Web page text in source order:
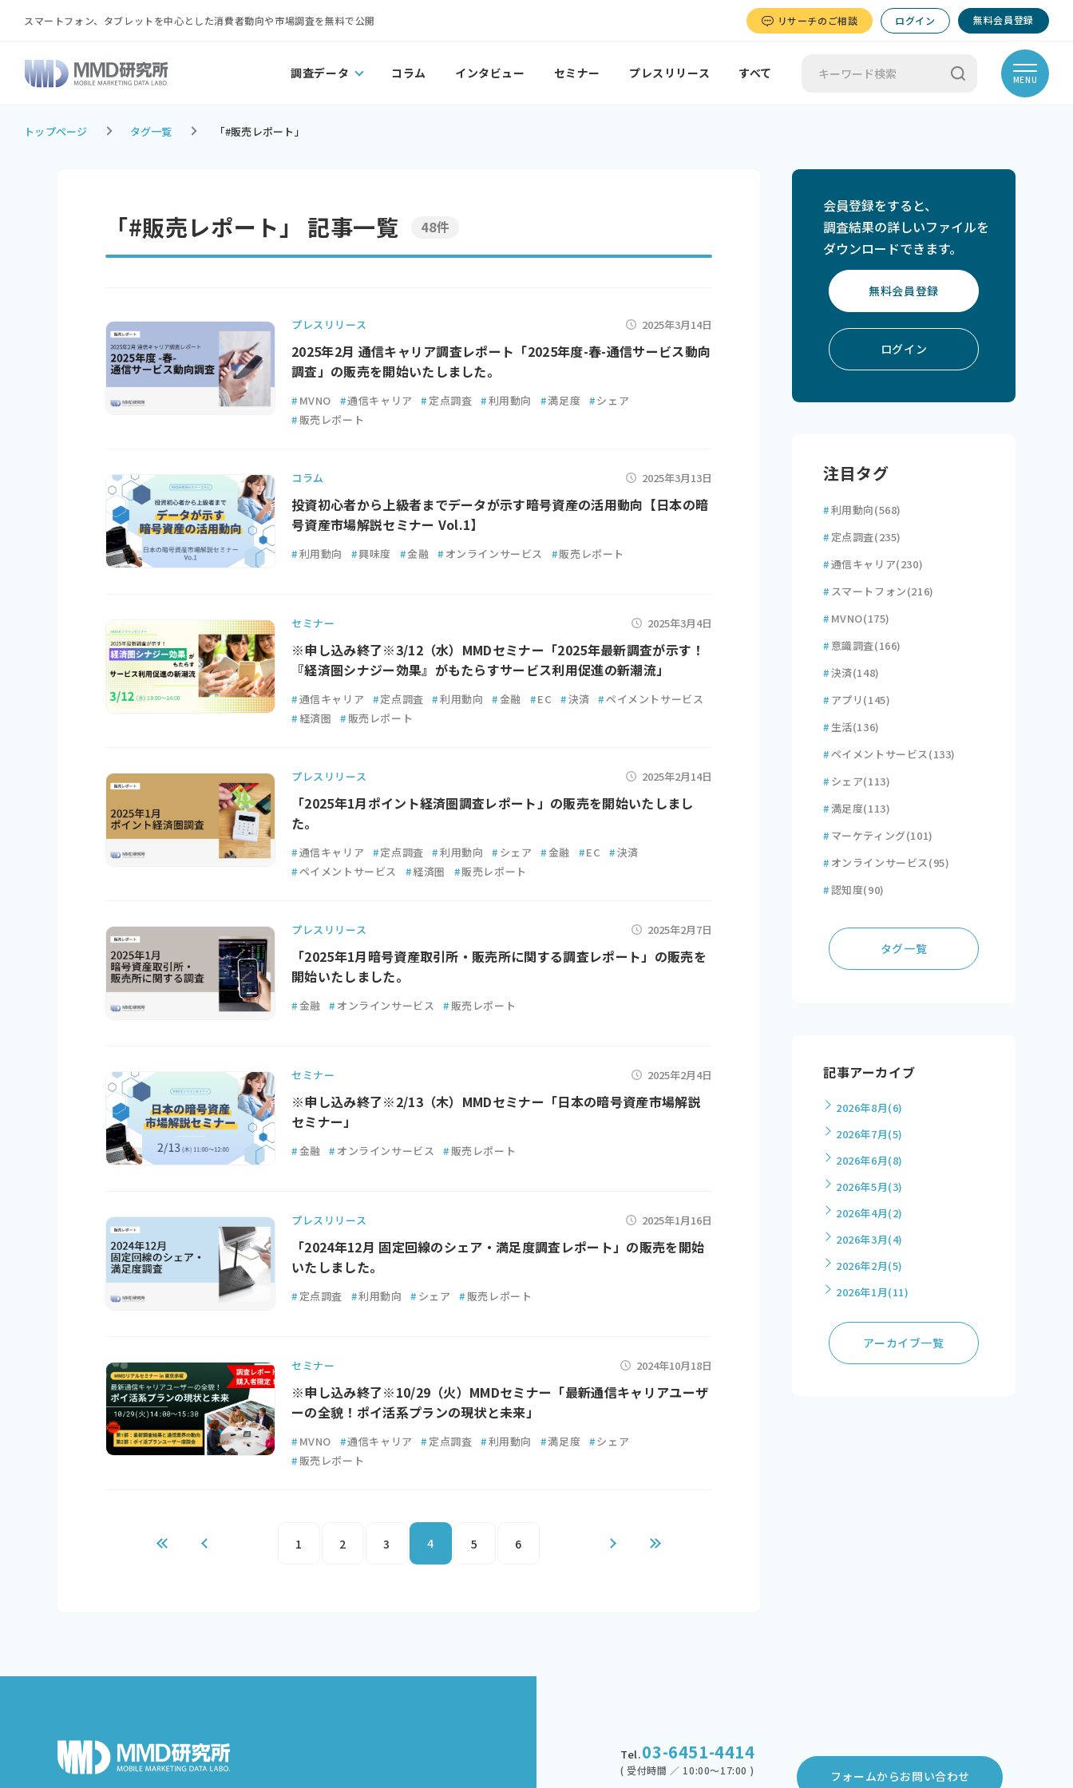
スマートフォン、タブレットを中心とした消費者動向や市場調査を無料で公開 リサーチのご相談 ログイン 無料会員登録
調査データ コラム インタビュー セミナー プレスリリース すべて MENU
トップページ タグ一覧 「#販売レポート」
「#販売レポート」 記事一覧 48件
プレスリリース 2025年3月14日
2025年2月 通信キャリア調査レポート「2025年度-春-通信サービス動向
調査」の販売を開始いたしました。
# MVNO #通信キャリア # 定点調査 #利用動向 #満足度 #シェア
# 販売レポート
コラム 2025年3月13日
投資初心者から上級者までデータが示す暗号資産の活用動向【日本の暗
号資産市場解説セミナー Vol.1】
#利用動向 #興味度 #金融 # オンラインサービス #販売レポート
セミナー 2025年3月4日
※申し込み終了※3/12（水）MMDセミナー「2025年最新調査が示す！
『経済圏シナジー効果』がもたらすサービス利用促進の新潮流」
#通信キャリア #定点調査 #利用動向 #金融 #EC #決済 #ペイメントサービス
# 経済圏 # 販売レポート
プレスリリース 2025年2月14日
「2025年1月ポイント経済圏調査レポート」の販売を開始いたしまし
た。
#通信キャリア #定点調査 #利用動向 # シェア #金融 #EC #決済
#ペイメントサービス #経済圏 #販売レポート
プレスリリース 2025年2月7日
「2025年1月暗号資産取引所・販売所に関する調査レポート」の販売を
開始いたしました。
#金融 # オンラインサービス # 販売レポート
セミナー 2025年2月4日
※申し込み終了※2/13（木）MMDセミナー「日本の暗号資産市場解説
セミナー」
#金融 # オンラインサービス # 販売レポート
プレスリリース 2025年1月16日
「2024年12月 固定回線のシェア・満足度調査レポート」の販売を開始
いたしました。
# 定点調査 #利用動向 # シェア # 販売レポート
セミナー 2024年10月18日
※申し込み終了※10/29（火）MMDセミナー「最新通信キャリアユーザ
ーの全貌！ポイ活系プランの現状と未来」
# MVNO #通信キャリア # 定点調査 #利用動向 #満足度 #シェア
# 販売レポート
1 2 3 4 5 6
会員登録をすると、
調査結果の詳しいファイルを
ダウンロードできます。
無料会員登録
ログイン
注目タグ
#利用動向(568)
# 定点調査(235)
#通信キャリア(230)
# スマートフォン(216)
# MVNO(175)
# 意識調査(166)
#決済(148)
# アプリ(145)
# 生活(136)
#ペイメントサービス(133)
# シェア(113)
#満足度(113)
# マーケティング(101)
# オンラインサービス(95)
#認知度(90)
タグ一覧
記事アーカイブ
2026年8月(6)
2026年7月(5)
2026年6月(8)
2026年5月(3)
2026年4月(2)
2026年3月(4)
2026年2月(5)
2026年1月(11)
アーカイブ一覧
Tel.03-6451-4414
( 受付時間 ／ 10:00～17:00 ) フォームからお問い合わせ